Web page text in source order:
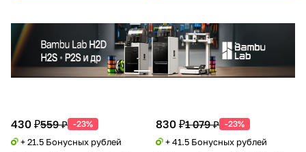
430 ₽559 ₽ -23%
+ 21.5 Бонусных рублей
830 ₽1 079 ₽ -23%
+ 41.5 Бонусных рублей